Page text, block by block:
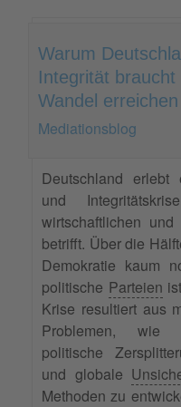
Warum
Integrität
Wandel
Mediationsblog
Deutschland erlebt
und
wirtschaftlichen
betrifft. Über die
Demokratie kaum
politische Parteien
Krise resultiert aus
Problemen, wie
politische
und globale
Methoden zu